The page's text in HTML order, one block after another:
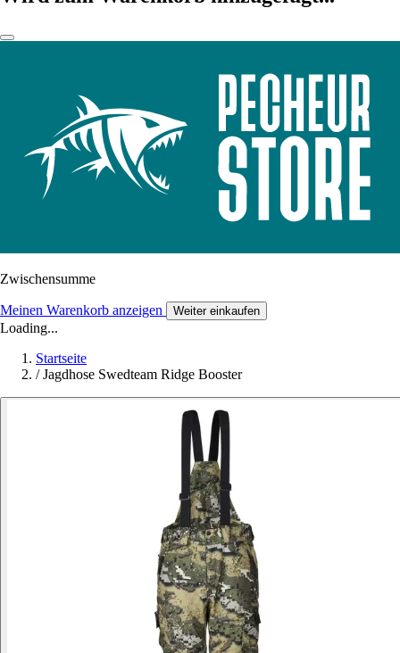
Zwischensumme
Meinen Warenkorb anzeigen Weiter einkaufen
Loading...
Startseite
/ Jagdhose Swedteam Ridge Booster